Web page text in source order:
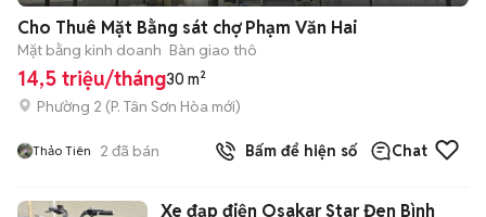
Cho Thuê Mặt Bằng sát chợ Phạm Văn Hai
Mặt bằng kinh doanh Bàn giao thô
14,5 triệu/tháng30 m²
Phường 2 (P. Tân Sơn Hòa mới)
Thảo Tiên 2 đã bán Bấm để hiện số Chat
Xe đạp điện Osakar Star Đen Bình